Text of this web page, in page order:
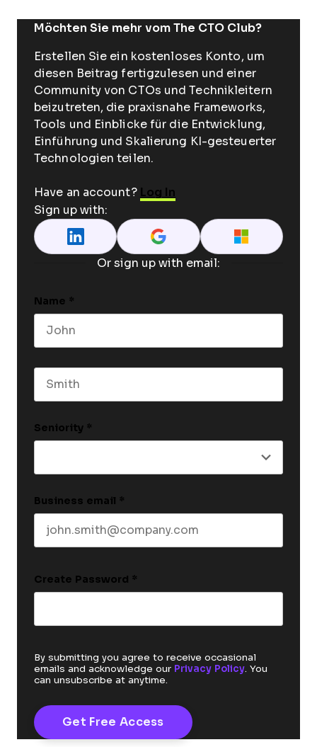
Möchten Sie mehr vom The CTO Club?
Erstellen Sie ein kostenloses Konto, um
diesen Beitrag fertigzulesen und einer
Community von CTOs und Technikleitern
beizutreten, die praxisnahe Frameworks,
Tools und Einblicke für die Entwicklung,
Einführung und Skalierung KI-gesteuerter
Technologien teilen.
Have an account? Log In
Sign up with:
Or sign up with email:
Name *
Seniority *
Business email *
Create Password *
By submitting you agree to receive occasional
emails and acknowledge our Privacy Policy. You
can unsubscribe at anytime.